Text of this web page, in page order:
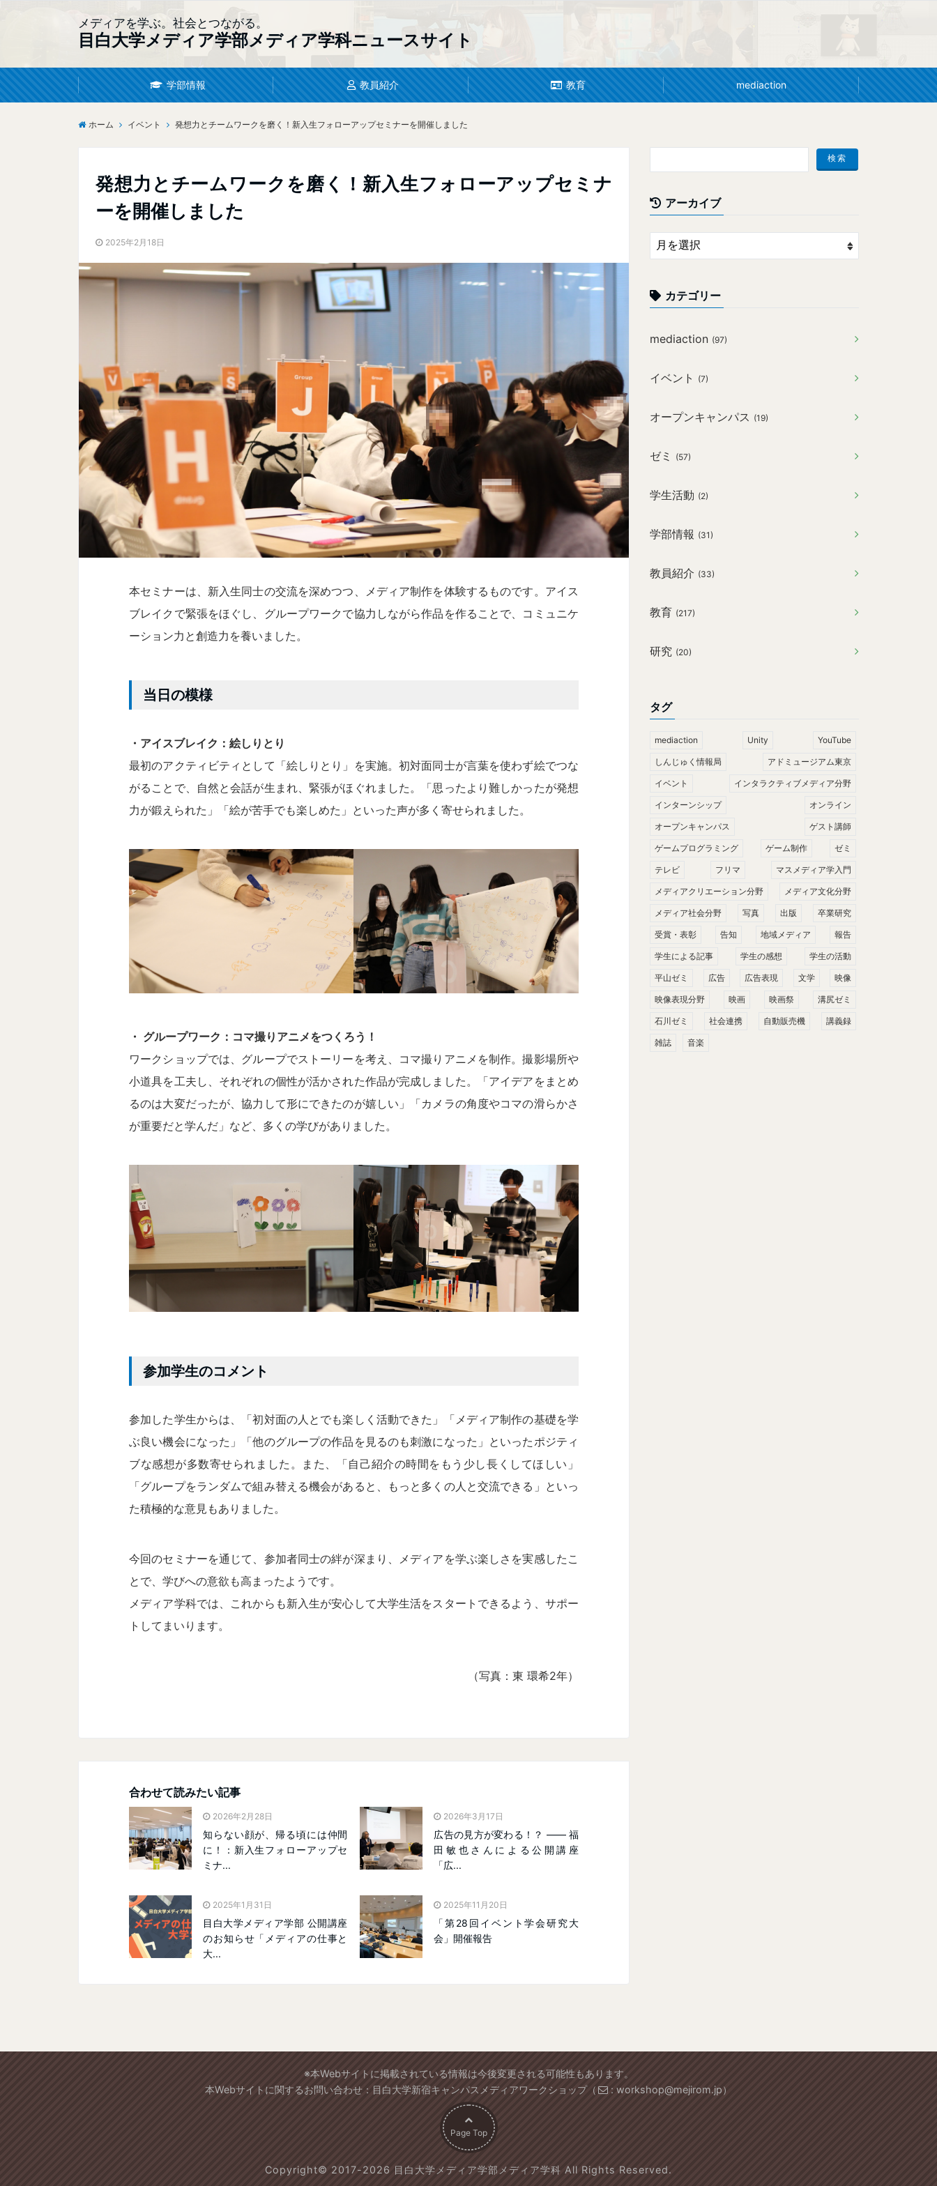
メディアを学ぶ。社会とつながる。
目白大学メディア学部メディア学科ニュースサイト
学部情報 教員紹介 教育 mediaction
ホーム イベント 発想力とチームワークを磨く！新入生フォローアップセミナーを開催しました
発想力とチームワークを磨く！新入生フォローアップセミナ
ーを開催しました
2025年2月18日
本セミナーは、新入生同士の交流を深めつつ、メディア制作を体験するものです。アイス
ブレイクで緊張をほぐし、グループワークで協力しながら作品を作ることで、コミュニケ
ーション力と創造力を養いました。
当日の模様
・アイスブレイク：絵しりとり
最初のアクティビティとして「絵しりとり」を実施。初対面同士が言葉を使わず絵でつな
がることで、自然と会話が生まれ、緊張がほぐれました。「思ったより難しかったが発想
力が鍛えられた」「絵が苦手でも楽しめた」といった声が多く寄せられました。
・ グループワーク：コマ撮りアニメをつくろう！
ワークショップでは、グループでストーリーを考え、コマ撮りアニメを制作。撮影場所や
小道具を工夫し、それぞれの個性が活かされた作品が完成しました。「アイデアをまとめ
るのは大変だったが、協力して形にできたのが嬉しい」「カメラの角度やコマの滑らかさ
が重要だと学んだ」など、多くの学びがありました。
参加学生のコメント
参加した学生からは、「初対面の人とでも楽しく活動できた」「メディア制作の基礎を学
ぶ良い機会になった」「他のグループの作品を見るのも刺激になった」といったポジティ
ブな感想が多数寄せられました。また、「自己紹介の時間をもう少し長くしてほしい」
「グループをランダムで組み替える機会があると、もっと多くの人と交流できる」といっ
た積極的な意見もありました。
今回のセミナーを通じて、参加者同士の絆が深まり、メディアを学ぶ楽しさを実感したこ
とで、学びへの意欲も高まったようです。
メディア学科では、これからも新入生が安心して大学生活をスタートできるよう、サポー
トしてまいります。
（写真：東 環希2年）
合わせて読みたい記事
2026年2月28日
知らない顔が、帰る頃には仲間
に！：新入生フォローアップセ
ミナ...
2026年3月17日
広告の見方が変わる！？ ―― 福
田敏也さんによる公開講座
「広...
2025年1月31日
目白大学メディア学部 公開講座
のお知らせ「メディアの仕事と
大...
2025年11月20日
「第28回イベント学会研究大
会」開催報告
アーカイブ
カテゴリー
mediaction (97)
イベント (7)
オープンキャンパス (19)
ゼミ (57)
学生活動 (2)
学部情報 (31)
教員紹介 (33)
教育 (217)
研究 (20)
タグ
mediaction Unity YouTube
しんじゅく情報局 アドミュージアム東京
イベント インタラクティブメディア分野
インターンシップ オンライン
オープンキャンパス ゲスト講師
ゲームプログラミング ゲーム制作 ゼミ
テレビ フリマ マスメディア学入門
メディアクリエーション分野 メディア文化分野
メディア社会分野 写真 出版 卒業研究
受賞・表彰 告知 地域メディア 報告
学生による記事 学生の感想 学生の活動
平山ゼミ 広告 広告表現 文学 映像
映像表現分野 映画 映画祭 溝尻ゼミ
石川ゼミ 社会連携 自動販売機 講義録
雑誌 音楽
※本Webサイトに掲載されている情報は今後変更される可能性もあります。
本Webサイトに関するお問い合わせ：目白大学新宿キャンパスメディアワークショップ（
: workshop@mejirom.jp）
Page Top
Copyright© 2017-2026 目白大学メディア学部メディア学科 All Rights Reserved.